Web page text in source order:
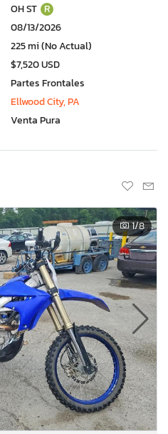
OH ST R
08/13/2026
225 mi (No Actual)
$7,520 USD
Partes Frontales
Ellwood City, PA
Venta Pura
1/8